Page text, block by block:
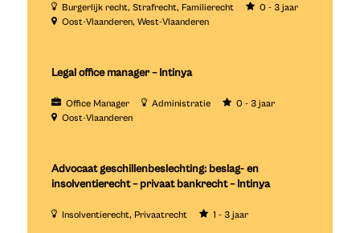
Burgerlijk recht Strafrecht Familierecht
0 - 3 jaar
Oost-Vlaanderen West-Vlaanderen
Legal office manager – Intinya
Office Manager Administratie
0 - 3 jaar
Oost-Vlaanderen
Advocaat geschillenbeslechting: beslag- en
insolventierecht – privaat bankrecht – Intinya
Insolventierecht Privaatrecht 1 - 3 jaar